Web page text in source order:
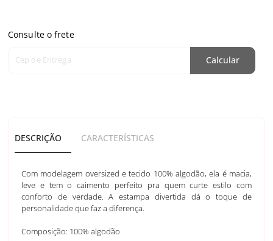
Consulte o frete
Cep de Entrega Calcular
DESCRIÇÃO CARACTERÍSTICAS
Com modelagem oversized e tecido 100% algodão, ela é macia,
leve e tem o caimento perfeito pra quem curte estilo com
conforto de verdade. A estampa divertida dá o toque de
personalidade que faz a diferença.
Composição: 100% algodão